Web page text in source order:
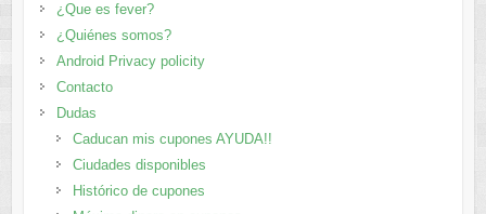
¿Que es fever?
¿Quiénes somos?
Android Privacy policity
Contacto
Dudas
Caducan mis cupones AYUDA!!
Ciudades disponibles
Histórico de cupones